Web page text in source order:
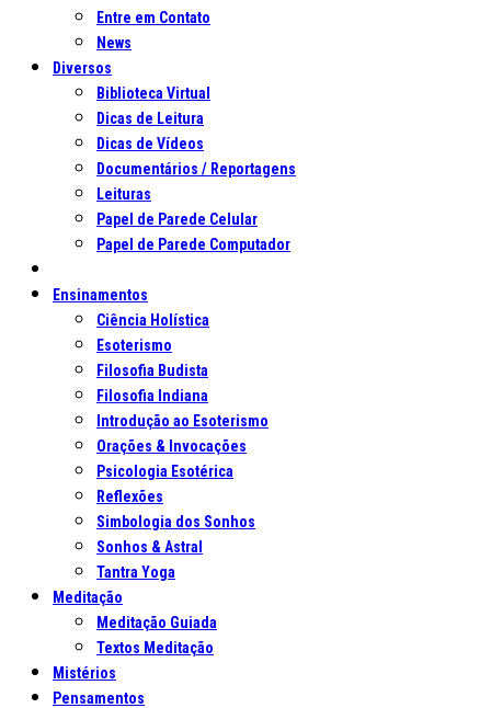
Entre em Contato
News
Diversos
Biblioteca Virtual
Dicas de Leitura
Dicas de Vídeos
Documentários / Reportagens
Leituras
Papel de Parede Celular
Papel de Parede Computador
Ensinamentos
Ciência Holística
Esoterismo
Filosofia Budista
Filosofia Indiana
Introdução ao Esoterismo
Orações & Invocações
Psicologia Esotérica
Reflexões
Simbologia dos Sonhos
Sonhos & Astral
Tantra Yoga
Meditação
Meditação Guiada
Textos Meditação
Mistérios
Pensamentos